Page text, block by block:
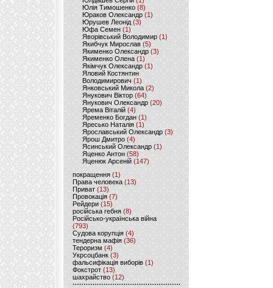
Юлія Тимошенко (8)
Юраков Олександр (1)
Юрушев Леонід (3)
Юфа Семен (1)
Яворівський Володимир (1)
Якибчук Мирослав (5)
Якименко Олександр (3)
Якименко Олена(1)
Якімчук Олександр (1)
Яловий Костянтин
Володимирович (1)
Янковський Микола(2)
Янукович Віктор (64)
Янукович Олександр(20)
Ярема Віталій(4)
Яременко Богдан(1)
Яресько Наталія(1)
Ярославський Олександр (3)
Ярош Дмитро (4)
Ясинський Олександр (1)
Яценко Антон(58)
Яценюк Арсеній (147)
покращення (1)
Права человека(13)
Приват (13)
Провокація (7)
Рейдери (15)
російська гебня (8)
Російсько-українська війна
(793)
Судова корупція (4)
тендерна мафія (36)
Тероризм (4)
Укрсоцбанк (3)
фальсифікація виборів (1)
Фокстрот(13)
шахрайство (12)